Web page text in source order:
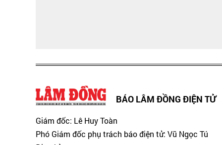
BÁO LÂM ĐỒNG ĐIỆN TỬ
Giám đốc: Lê Huy Toàn
Phó Giám đốc phụ trách báo điện tử: Vũ Ngọc Tú